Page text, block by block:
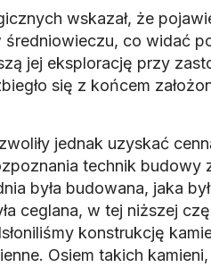
wskazał, że
co widać
jej eksplorację przy
się z końcem
jednak uzyskać
technik budowy
była budowana, jaka
ceglana, w tej niższej
konstrukcję
Osiem takich